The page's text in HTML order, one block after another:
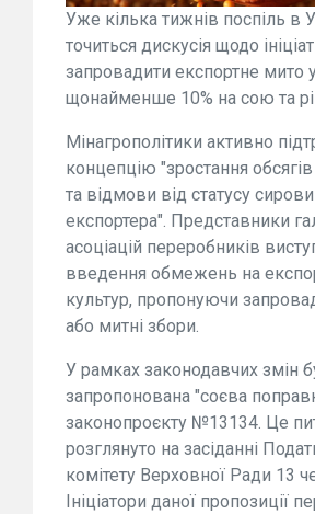
Уже кілька тижнів поспіль в
точиться дискусія щодо
запровадити експортне мито
щонайменше 10% на сою та
Мінагрополітики активно
концепцію "зростання
та відмови від статусу
експортера". Представники
асоціацій переробників
введення обмежень на
культур, пропонуючи
або митні збори.
У рамках законодавчих змін
запропонована "соєва
законопроєкту №13134. Це
розглянуто на засіданні
комітету Верховної Ради 13
Ініціатори даної пропозиції